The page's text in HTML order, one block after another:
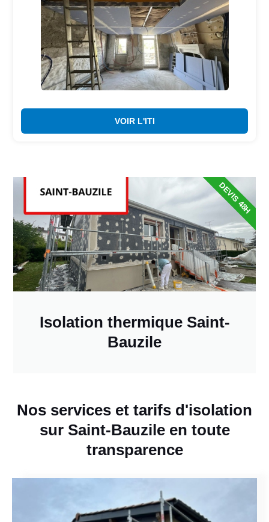
VOIR L'ITI
Isolation thermique Saint-
Bauzile
DEVIS 48H
Nos services et tarifs d'isolation
sur Saint-Bauzile en toute
transparence